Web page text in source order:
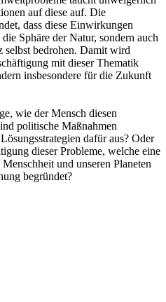
auf diese auf. Die
dass diese Einwirkungen
Sphäre der Natur, sondern auch
selbst bedrohen. Damit wird
mit dieser Thematik
insbesondere für die Zukunft
wie der Mensch diesen
politische Maßnahmen
dafür aus? Oder
dieser Probleme, welche eine
und unseren Planeten
begründet?